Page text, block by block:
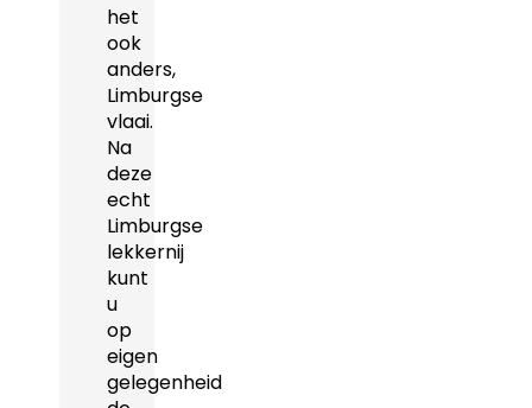
het
ook
anders,
Limburgse
vlaai.
Na
deze
echt
Limburgse
lekkernij
kunt
u
op
eigen
gelegenheid